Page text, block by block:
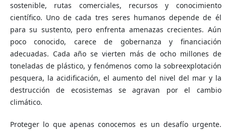
sostenible, rutas comerciales, recursos y conocimiento
científico. Uno de cada tres seres humanos depende de él
para su sustento, pero enfrenta amenazas crecientes. Aún
poco conocido, carece de gobernanza y financiación
adecuadas. Cada año se vierten más de ocho millones de
toneladas de plástico, y fenómenos como la sobreexplotación
pesquera, la acidificación, el aumento del nivel del mar y la
destrucción de ecosistemas se agravan por el cambio
climático.
Proteger lo que apenas conocemos es un desafío urgente.